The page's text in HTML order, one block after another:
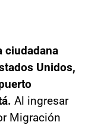
ciudadana
Unidos,
Al ingresar
Migración